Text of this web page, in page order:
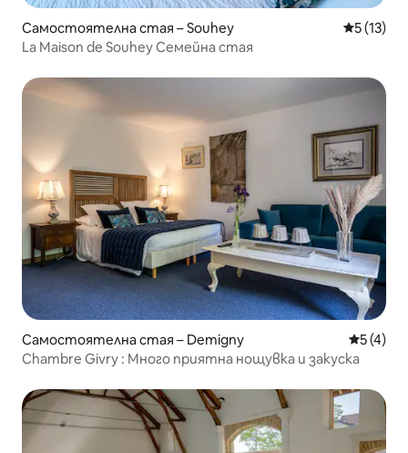
Самостоятелна стая – Souhey Средна
5 (13)
La Maison de Souhey Семейна стая
Самостоятелна стая – Demigny Средна
5 (4)
Chambre Givry : Много приятна нощувка и закуска